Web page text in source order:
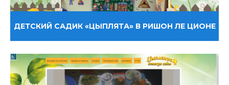
ДЕТСКИЙ САДИК «ЦЫПЛЯТА» В РИШОН ЛЕ ЦИОНЕ